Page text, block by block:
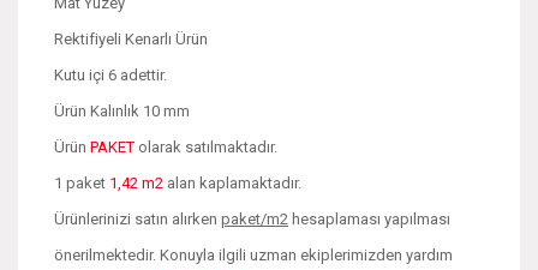
Rektifiyeli Kenarlı Ürün
Kutu içi 6 adettir.
Ürün Kalınlık 10 mm
Ürün PAKET olarak satılmaktadır.
1 paket 1,42 m2 alan kaplamaktadır.
Ürünlerinizi satın alırken paket/m2 hesaplaması yapılması
önerilmektedir. Konuyla ilgili uzman ekiplerimizden yardım